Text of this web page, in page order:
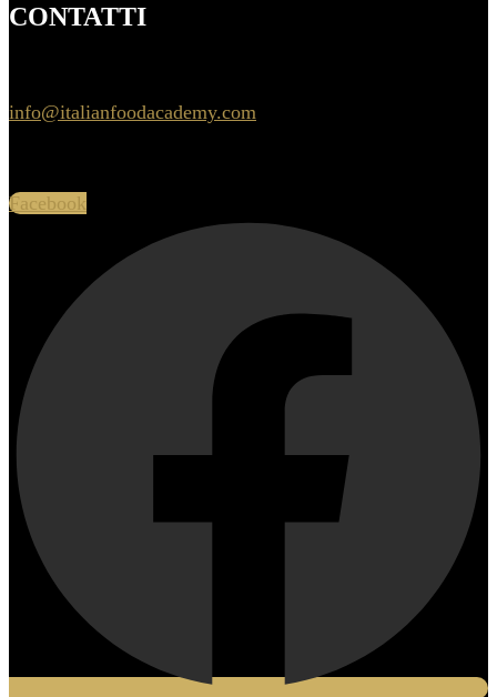
CONTATTI
info@italianfoodacademy.com
Facebook